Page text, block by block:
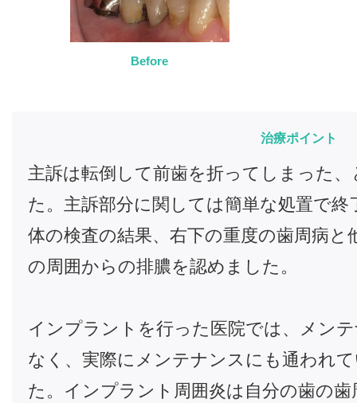
Before
治療ポイント
主訴は転倒して前歯を折ってしまった
た。主訴部分に関しては簡単な処置で
体の検査の結果、右下の重度の歯周病
の周囲からの排膿を認めました。
インプラントを行った医院では、メン
なく、実際にメンテナンスにも通われ
た。インプラント周囲炎は自分の歯の